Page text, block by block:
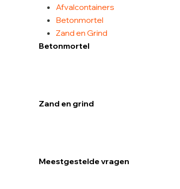
Betonmortel
Zand en grind
Meestgestelde vragen
Afvalcontainers
Betonmortel
Zand en Grind